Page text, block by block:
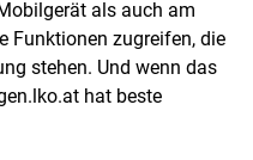
als auch am
Funktionen zugreifen, die
stehen. Und wenn das
hat beste